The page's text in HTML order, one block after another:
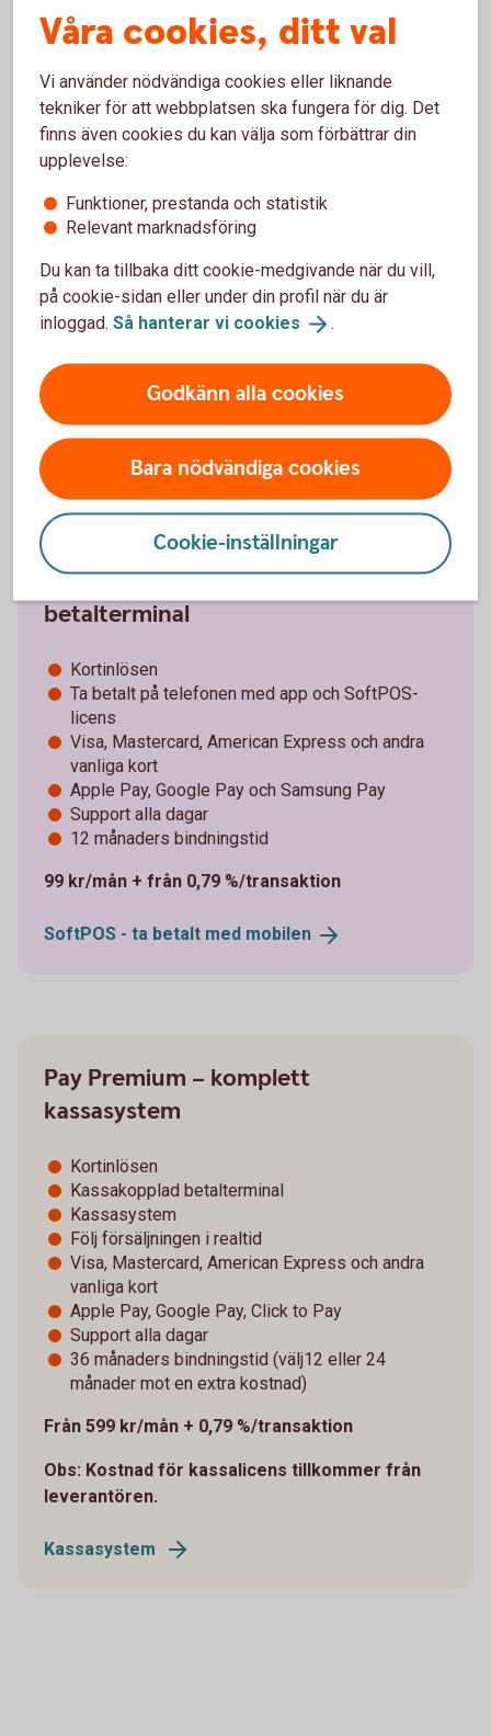
Pay Classic – fysisk betalterminal
Kortinlösen
Betalterminal
Visa, Mastercard, American Express och andra
vanliga kort
24 timmars utbytesservice
Support alla dagar
36 månaders bindningstid (välj12 eller 24
Från 199 kr/mån + 0,79 %/transaktion
Kortterminal ochbetalterminal
Pay Trend – gör din telefon till
betalterminal
Kortinlösen
Ta betalt på telefonen med app och SoftPOS-
licens
Visa, Mastercard, American Express och andra
vanliga kort
Apple Pay, Google Pay och Samsung Pay
Support alla dagar
12 månaders bindningstid
99 kr/mån + från 0,79 %/transaktion
SoftPOS - ta betalt med mobilen
Pay Premium – komplett
kassasystem
Kortinlösen
Kassakopplad betalterminal
Kassasystem
Följ försäljningen i realtid
Visa, Mastercard, American Express och andra
vanliga kort
Apple Pay, Google Pay, Click to Pay
Support alla dagar
36 månaders bindningstid (välj12 eller 24
månader mot en extra kostnad)
Från 599 kr/mån + 0,79 %/transaktion
Obs: Kostnad för kassalicens tillkommer från
leverantören.
Kassasystem
Våra cookies, ditt val
Vi använder nödvändiga cookies eller liknande
tekniker för att webbplatsen ska fungera för dig. Det
finns även cookies du kan välja som förbättrar din
upplevelse:
Funktioner, prestanda och statistik
Relevant marknadsföring
Du kan ta tillbaka ditt cookie-medgivande när du vill,
på cookie-sidan eller under din profil när du är
inloggad. Så hanterar vi cookies .
Godkänn alla cookies
Bara nödvändiga cookies
Cookie-inställningar